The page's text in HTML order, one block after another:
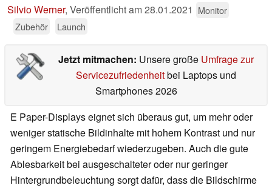
Silvio Werner, Veröffentlicht am28.01.2021 Monitor
Zubehör
Launch
Jetzt mitmachen: Unsere große Umfrage zur
Servicezufriedenheitbei Laptops und
Smartphones 2026
E Paper-Displays eignet sich überaus gut, um mehr oder
weniger statische Bildinhalte mit hohem Kontrast und nur
geringem Energiebedarf wiederzugeben. Auch die gute
Ablesbarkeit bei ausgeschalteter oder nur geringer
Hintergrundbeleuchtung sorgt dafür, dass die Bildschirme